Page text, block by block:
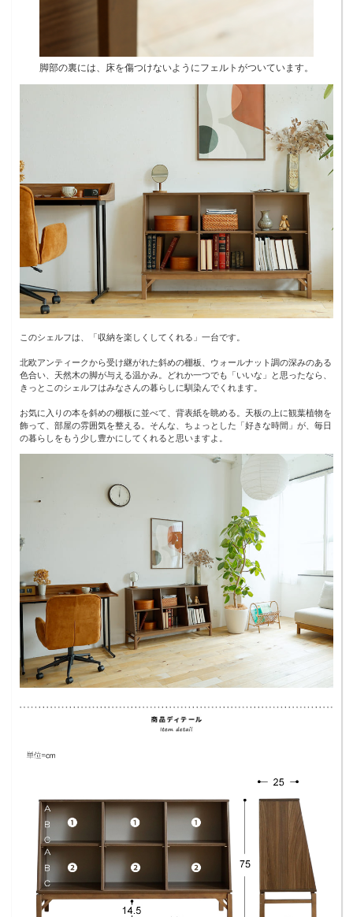
脚部の裏には、床を傷つけないようにフェルトがついています。
このシェルフは、「収納を楽しくしてくれる」一台です。
北欧アンティークから受け継がれた斜めの棚板、ウォールナット調の深みのある
色合い、天然木の脚が与える温かみ。どれか一つでも「いいな」と思ったなら、
きっとこのシェルフはみなさんの暮らしに馴染んでくれます。
お気に入りの本を斜めの棚板に並べて、背表紙を眺める。天板の上に観葉植物を
飾って、部屋の雰囲気を整える。そんな、ちょっとした「好きな時間」が、毎日
の暮らしをもう少し豊かにしてくれると思いますよ。